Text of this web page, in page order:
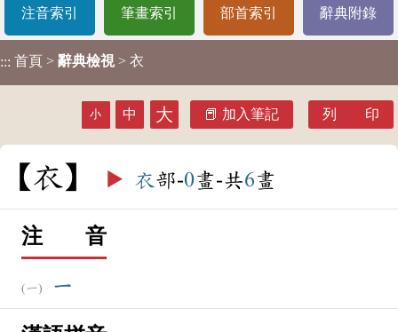
注音索引 筆畫索引 部首索引 辭典附錄
::: 首頁 > 辭典檢視 > 衣
小 中 大 加入筆記 列 印
衣 ▶️ 衣部-0畫-共6畫
注 音
ㄧ